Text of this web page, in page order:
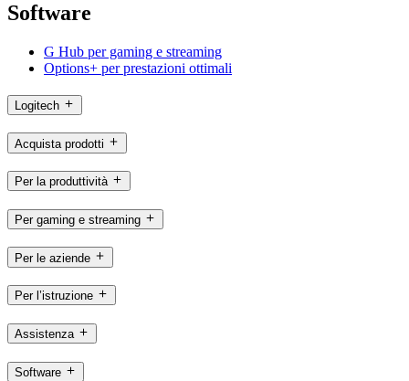
Software
G Hub per gaming e streaming
Options+ per prestazioni ottimali
Logitech
Acquista prodotti
Per la produttività
Per gaming e streaming
Per le aziende
Per l’istruzione
Assistenza
Software